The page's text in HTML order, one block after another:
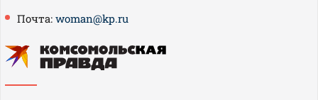
Почта: woman@kp.ru